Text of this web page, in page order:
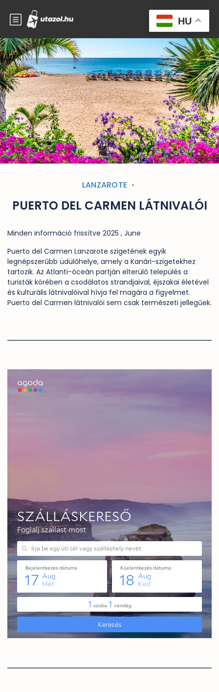
LANZAROTE
PUERTO DEL CARMEN LÁTNIVALÓI
Minden információ frissítve 2025 , June
Puerto del Carmen Lanzarote szigetének egyik
legnépszerűbb üdülőhelye, amely a Kanári-szigetekhez
tartozik. Az Atlanti-óceán partján elterülő település a
turisták körében a csodálatos strandjaival, éjszakai életével
és kulturális látnivalóival hívja fel magára a figyelmet.
Puerto del Carmen látnivalói sem csak természeti jellegűek.
HU